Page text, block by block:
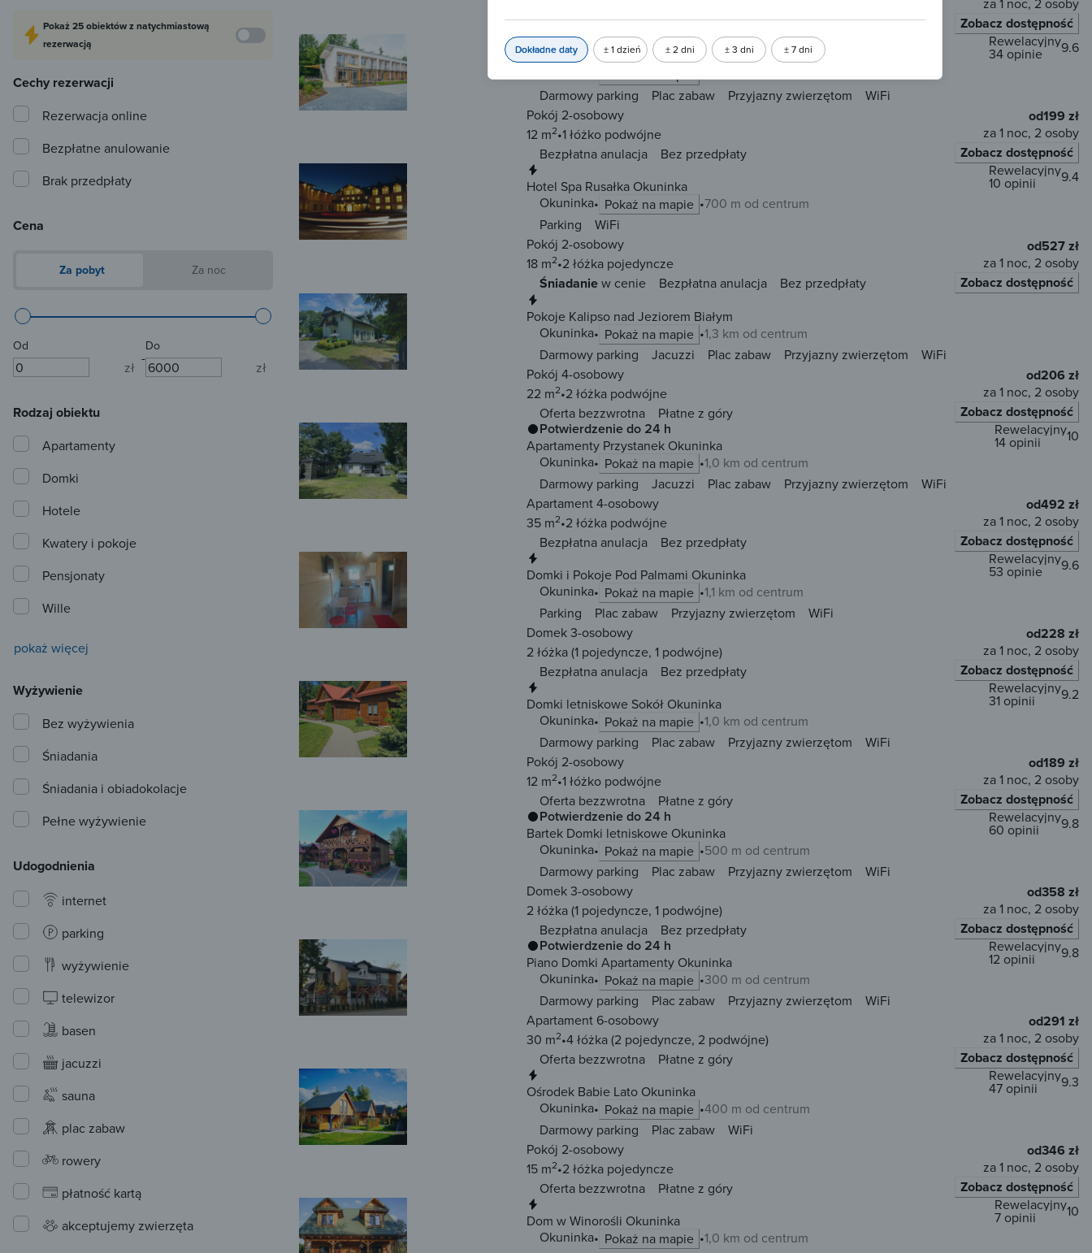
Dokładne daty ± 1 dzień ± 2 dni ± 3 dni ± 7 dni
Bezpłatna anulacja
Bez przedpłaty
Zobacz dostępność
Natychmiastowa rezerwacja
Osada Rybacka Okuninka
Pokaż na mapie
9.6
Rewelacyjny
34 opinie
Darmowy parking Plac zabaw Przyjazny zwierzętom
WiFi
Pokój 2-osobowy
12 m2 1 łóżko podwójne
Bezpłatna anulacja
Bez przedpłaty
od199 zł
za 1 noc, 2 osoby
Zobacz dostępność
Hotel Spa Rusałka Okuninka
Okuninka
Pokaż na mapie 700 m od centrum
9.4
Rewelacyjny
10 opinii
Parking
WiFi
Pokój 2-osobowy
18 m2 2 łóżka pojedyncze
Śniadaniew cenie Bezpłatna anulacja Bez przedpłaty
od527 zł
za 1 noc, 2 osoby
Zobacz dostępność
Pokoje Kalipso nad Jeziorem Białym
Okuninka
Pokaż na mapie
1,3 km od centrum
Darmowy parking
Jacuzzi Plac zabaw Przyjazny zwierzętom
WiFi
Pokój 4-osobowy
22 m2 2 łóżka podwójne
Oferta bezzwrotna
Płatne z góry
od206 zł
za 1 noc, 2 osoby
Zobacz dostępność
Potwierdzenie do 24 h
Apartamenty Przystanek Okuninka
Okuninka
Pokaż na mapie 1,0 km od centrum
10
Rewelacyjny
14 opinii
Darmowy parking Jacuzzi Plac zabaw Przyjazny zwierzętom
WiFi
Apartament 4-osobowy
35 m2 2 łóżka podwójne
Bezpłatna anulacja
Bez przedpłaty
od492 zł
za 1 noc, 2 osoby
Zobacz dostępność
Domki i Pokoje Pod Palmami Okuninka
Okuninka
Pokaż na mapie 1,1 km od centrum
9.6
Rewelacyjny
53 opinie
Parking Plac zabaw Przyjazny zwierzętom
WiFi
Domek 3-osobowy
2 łóżka(1 pojedyncze, 1 podwójne)
Bezpłatna anulacja
Bez przedpłaty
od228 zł
za 1 noc, 2 osoby
Zobacz dostępność
Domki letniskowe Sokół Okuninka
Okuninka
Pokaż na mapie 1,0 km od centrum
9.2
Rewelacyjny
31 opinii
Darmowy parking Plac zabaw Przyjazny zwierzętom
WiFi
Pokój 2-osobowy
12 m2 1 łóżko podwójne
Oferta bezzwrotna
Płatne z góry
od189 zł
za 1 noc, 2 osoby
Zobacz dostępność
Potwierdzenie do 24 h
Bartek Domki letniskowe Okuninka
Okuninka
Pokaż na mapie 500 m od centrum
9.8
Rewelacyjny
60 opinii
Darmowy parking Plac zabaw Przyjazny zwierzętom
WiFi
Domek 3-osobowy
2 łóżka(1 pojedyncze, 1 podwójne)
Bezpłatna anulacja
Bez przedpłaty
od358 zł
za 1 noc, 2 osoby
Zobacz dostępność
Potwierdzenie do 24 h
Piano Domki Apartamenty Okuninka
Okuninka
Pokaż na mapie 300 m od centrum
9.8
Rewelacyjny
12 opinii
Darmowy parking Plac zabaw Przyjazny zwierzętom
WiFi
Apartament 6-osobowy
30 m2 4 łóżka(2 pojedyncze, 2 podwójne)
Oferta bezzwrotna
Płatne z góry
od291 zł
za 1 noc, 2 osoby
Zobacz dostępność
Ośrodek Babie Lato Okuninka
Okuninka
Pokaż na mapie 400 m od centrum
9.3
Rewelacyjny
47 opinii
Darmowy parking Plac zabaw
WiFi
Pokój 2-osobowy
15 m2 2 łóżka pojedyncze
Oferta bezzwrotna
Płatne z góry
od346 zł
za 1 noc, 2 osoby
Zobacz dostępność
Dom w Winorośli Okuninka
Okuninka
Pokaż na mapie 1,0 km od centrum
10
Rewelacyjny
7 opinii
Pokaż25 obiektówz natychmiastową
rezerwacją
Cechy rezerwacji
Rezerwacja online
Bezpłatne anulowanie
Brak przedpłaty
Cena
Za pobyt Za noc
Od
zł
-
Do
zł
Rodzaj obiektu
Apartamenty
Domki
Hotele
Kwatery i pokoje
Pensjonaty
Wille
pokaż więcej
Wyżywienie
Bez wyżywienia
Śniadania
Śniadania i obiadokolacje
Pełne wyżywienie
Udogodnienia
internet
parking
wyżywienie
telewizor
basen
jacuzzi
sauna
plac zabaw
rowery
płatność kartą
akceptujemy zwierzęta